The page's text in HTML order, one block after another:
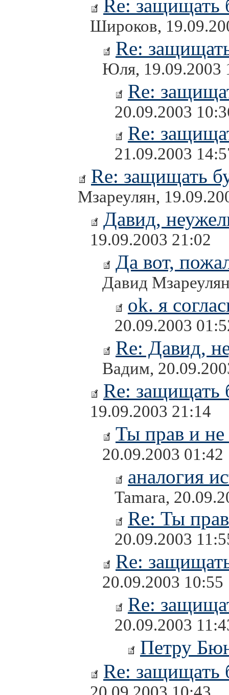
Re: защищать
Широков,
Re:
Юля, 19.09.2003
Re:
20.09.2003
Re:
21.09.2003
Re: защищать
Мзареулян,
Давид,
19.09.2003 21:02
Да вот,
Давид
ok. я
20.09.2003
Re: Давид,
Вадим,
Re: защищать
19.09.2003 21:14
Ты прав и не
20.09.2003 01:42
аналогия
Tamara,
Re: Ты
20.09.2003
Re:
20.09.2003 10:55
Re:
20.09.2003
Петру
Re: защищать